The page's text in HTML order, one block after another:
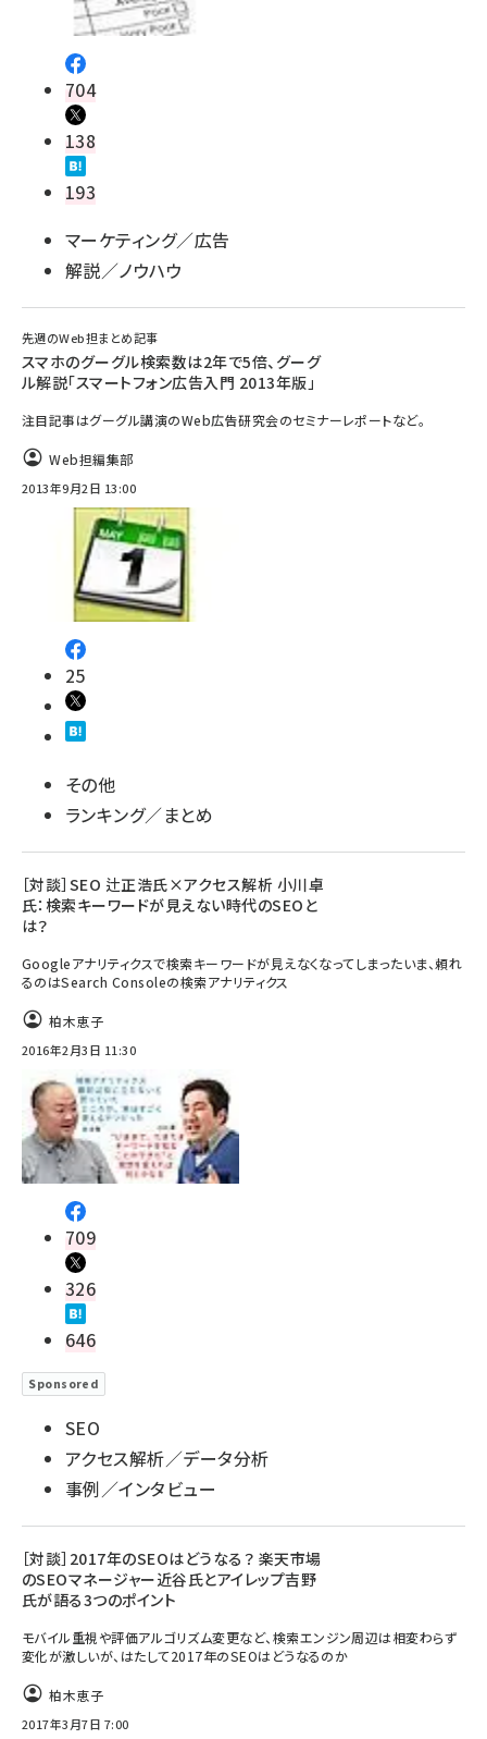
704
138
193
マーケティング／広告
解説／ノウハウ
先週のWeb担まとめ記事
スマホのグーグル検索数は2年で5倍、グーグ
ル解説「スマートフォン広告入門 2013年版」
注目記事はグーグル講演のWeb広告研究会のセミナーレポートなど。
Web担編集部
2013年9月2日 13:00
25
その他
ランキング／まとめ
［対談］SEO 辻正浩氏×アクセス解析 小川卓
氏：検索キーワードが見えない時代のSEOと
は？
Googleアナリティクスで検索キーワードが見えなくなってしまったいま、頼れ
るのはSearch Consoleの検索アナリティクス
柏木恵子
2016年2月3日 11:30
709
326
646
Sponsored
SEO
アクセス解析／データ分析
事例／インタビュー
［対談］2017年のSEOはどうなる？ 楽天市場
のSEOマネージャー近谷氏とアイレップ吉野
氏が語る3つのポイント
モバイル重視や評価アルゴリズム変更など、検索エンジン周辺は相変わらず
変化が激しいが、はたして2017年のSEOはどうなるのか
柏木恵子
2017年3月7日 7:00